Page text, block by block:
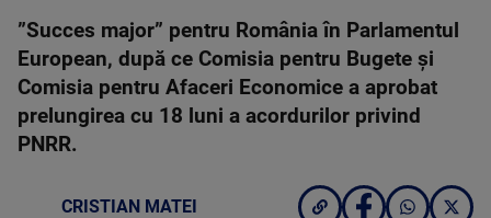
”Succes major” pentru România în Parlamentul
European, după ce Comisia pentru Bugete și
Comisia pentru Afaceri Economice a aprobat
prelungirea cu 18 luni a acordurilor privind
PNRR.
CRISTIAN MATEI